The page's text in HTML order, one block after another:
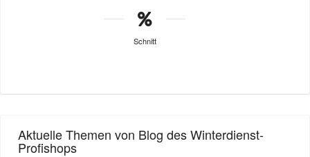
Schnitt
Aktuelle Themen von Blog des Winterdienst-
Profishops